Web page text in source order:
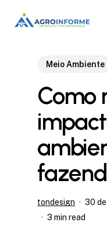
Meio Ambiente
Como
tondesign
30
3 min read